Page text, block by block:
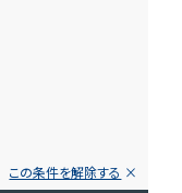
この条件を解除する